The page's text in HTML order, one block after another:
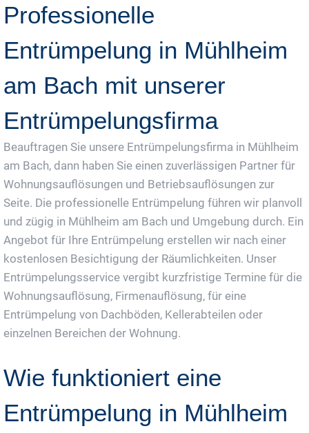
Professionelle
Entrümpelung in Mühlheim
am Bach mit unserer
Entrümpelungsfirma
Beauftragen Sie unsere Entrümpelungsfirma in Mühlheim
am Bach, dann haben Sie einen zuverlässigen Partner für
Wohnungsauflösungen und Betriebsauflösungen zur
Seite. Die professionelle Entrümpelung führen wir planvoll
und zügig in Mühlheim am Bach und Umgebung durch. Ein
Angebot für Ihre Entrümpelung erstellen wir nach einer
kostenlosen Besichtigung der Räumlichkeiten. Unser
Entrümpelungsservice vergibt kurzfristige Termine für die
Wohnungsauflösung, Firmenauflösung, für eine
Entrümpelung von Dachböden, Kellerabteilen oder
einzelnen Bereichen der Wohnung.
Wie funktioniert eine
Entrümpelung in Mühlheim